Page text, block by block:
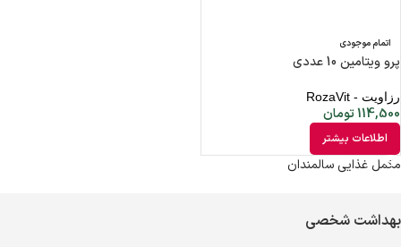
اتمام موجودی
پرو ویتامین 10 عددی
رزاویت - RozaVit
114,500تومان
اطلاعات بیشتر
مکمل غذایی سالمندان
بهداشت شخصی